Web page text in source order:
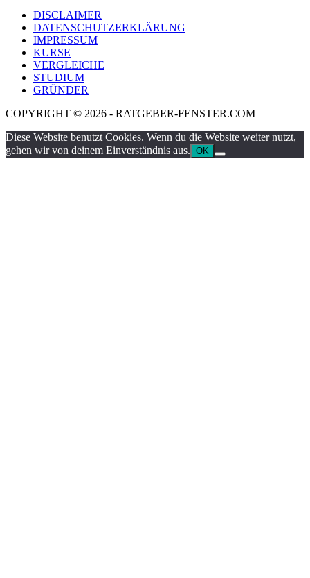
DISCLAIMER
DATENSCHUTZERKLÄRUNG
IMPRESSUM
KURSE
VERGLEICHE
STUDIUM
GRÜNDER
COPYRIGHT © 2026 - RATGEBER-FENSTER.COM
Diese Website benutzt Cookies. Wenn du die Website weiter nutzt,
gehen wir von deinem Einverständnis aus. OK